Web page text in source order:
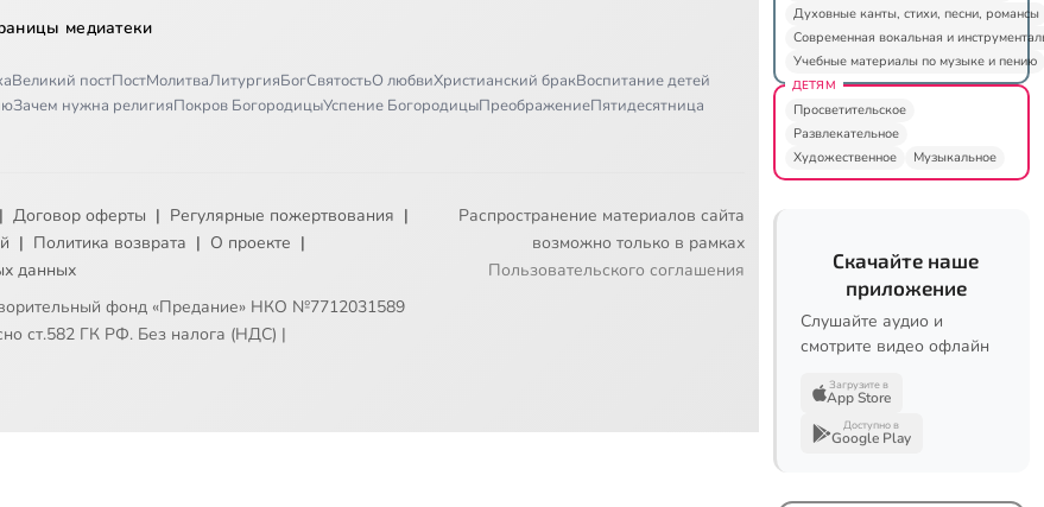
медиатеки
Великий постПостМолитваЛитургияБогСвятостьО любвиХристианский бракВоспитание детей
Зачем нужна религияПокров БогородицыУспение БогородицыПреображениеПятидесятница
| Договор оферты | Регулярные пожертвования |
| Политика возврата | О проекте |
данных
фонд «Предание» НКО №7712031589
ст.582 ГК РФ. Без налога (НДС) |
Распространение материалов сайта
возможно только в рамках
Пользовательского соглашения
Духовные канты, стихи, песни, романсы
Современная вокальная и
Учебные материалы по музыке и пению
ДЕТЯМ
Просветительское
Развлекательное
Художественное
Музыкальное
Скачайте наше
приложение
Слушайте аудио и
смотрите видео офлайн
Загрузите в
App Store
Доступно в
Google Play